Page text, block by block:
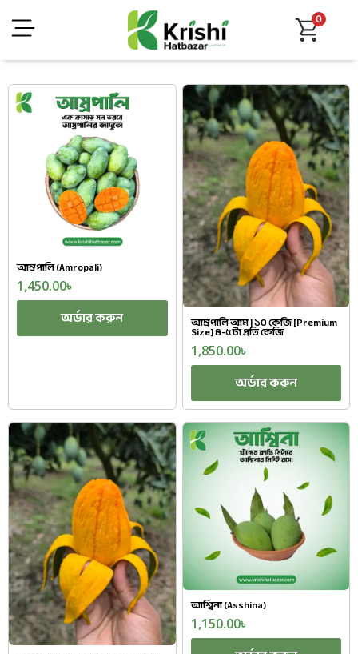
0
আম্রপালি (Amropali)
1,450.00৳
অর্ডার করুন আম্রপালি আম | ১০ কেজি [Premium
Size] ৪-৫ টা প্রতি কেজি
1,850.00৳
অর্ডার করুন
আশ্বিনা (Asshina)
1,150.00৳